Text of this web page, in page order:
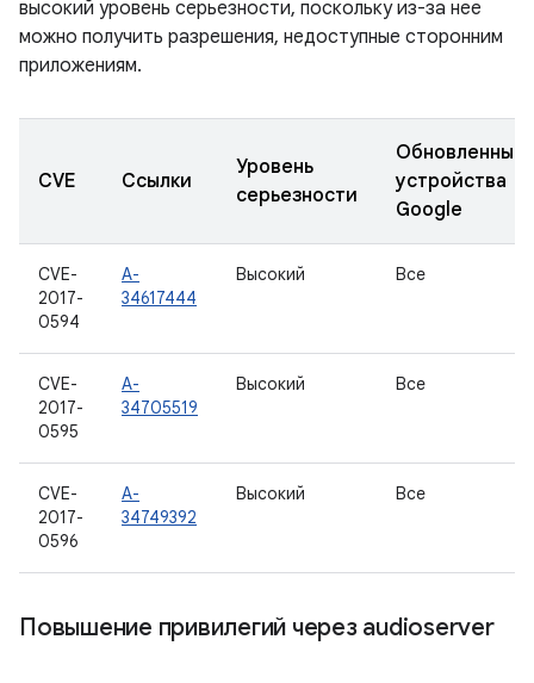
высокий уровень серьезности, поскольку из-за нее
можно получить разрешения, недоступные сторонним
приложениям.
CVE Ссылки
Уровень
серьезности
Обновленные
устройства
Google
CVE-
2017-
0594
A-
34617444
Высокий Все
CVE-
2017-
0595
A-
34705519
Высокий Все
CVE-
2017-
0596
A-
34749392
Высокий Все
Повышение привилегий через audioserver